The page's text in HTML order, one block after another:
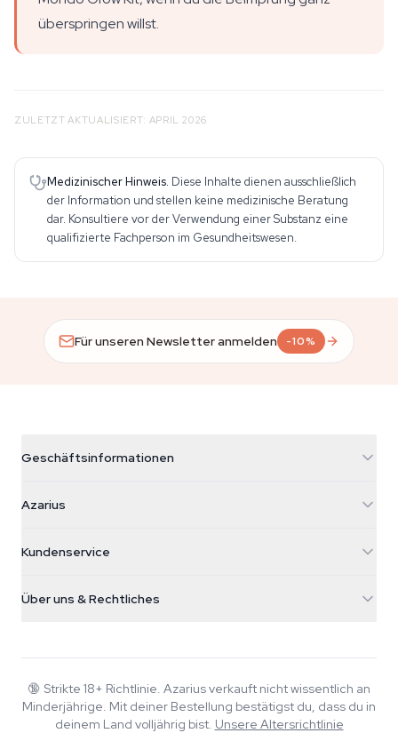
überspringen willst.
ZULETZT AKTUALISIERT: APRIL 2026
Medizinischer Hinweis. Diese Inhalte dienen ausschließlich
der Information und stellen keine medizinische Beratung
dar. Konsultiere vor der Verwendung einer Substanz eine
qualifizierte Fachperson im Gesundheitswesen.
Für unseren Newsletter anmelden -10%
Geschäftsinformationen
Galvaniweg 11
Nederland
+31(0)204897914
Azarius
Smokeshop
Kundenservice
FAQ
Datenschutzrichtlinie
Über uns & Rechtliches
Wiki
Blog
Autoren
🔞 Strikte 18+ Richtlinie. Azarius verkauft nicht wissentlich an
Minderjährige. Mit deiner Bestellung bestätigst du, dass du in
deinem Land volljährig bist. Unsere Altersrichtlinie